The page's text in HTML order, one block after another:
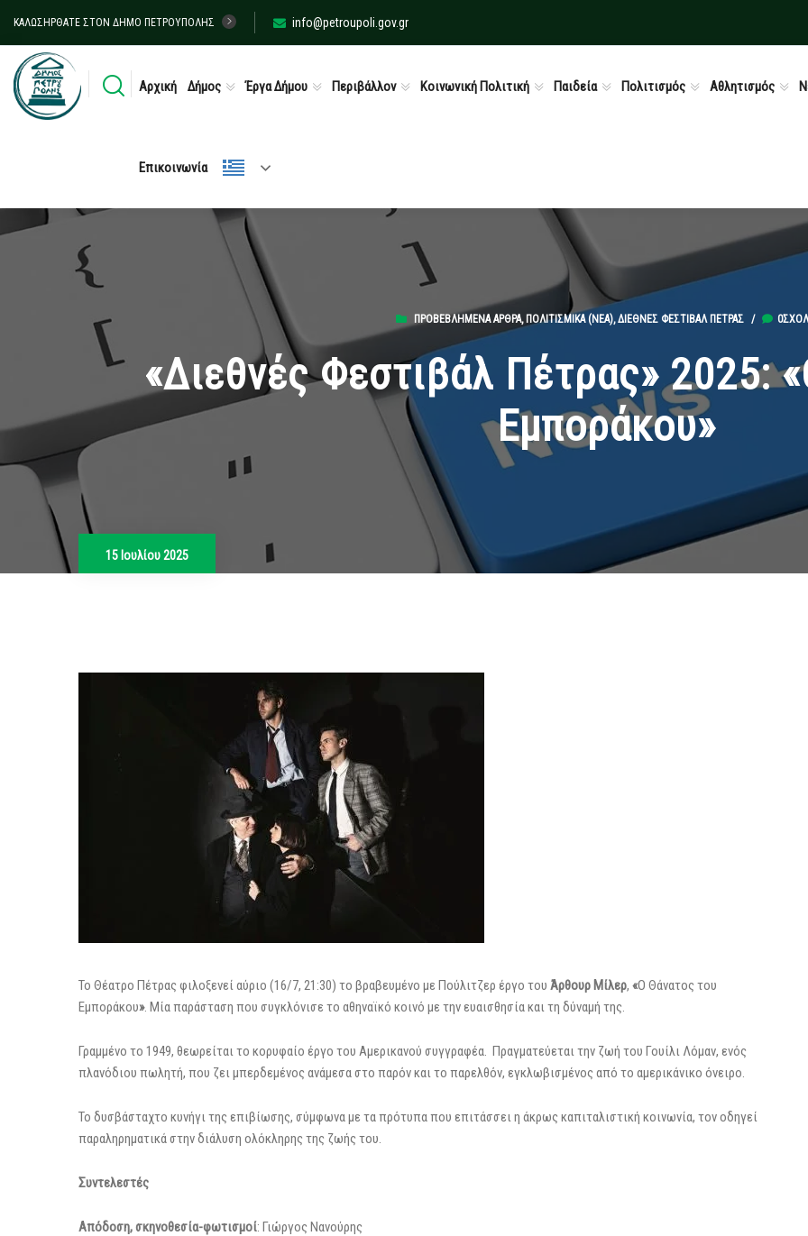
ΚΑΛΩΣΉΡΘΑΤΕ ΣΤΟΝ ΔΉΜΟ ΠΕΤΡΟΎΠΟΛΗΣ info@petroupoli.gov.gr
Αρχική Δήμος Έργα Δήμου Περιβάλλον Κοινωνική Πολιτική Παιδεία Πολιτισμός Αθλητισμός
Επικοινωνία
ΠΡΟΒΕΒΛΗΜΈΝΑ ΆΡΘΡΑ, ΠΟΛΙΤΙΣΜΙΚΆ (ΝΕΑ),ΔΙΕΘΝΈΣ ΦΕΣΤΙΒΆΛ ΠΈΤΡΑΣ/
«Διεθνές Φεστιβάλ Πέτρας» 2025:
Εμποράκου»
15 Ιουλίου 2025
Το Θέατρο Πέτρας φιλοξενεί αύριο (16/7, 21:30) το βραβευμένο με Πούλιτζερ έργο του Άρθουρ Μίλερ, «Ο Θάνατος του
Εμποράκου». Μία παράσταση που συγκλόνισε το αθηναϊκό κοινό με την ευαισθησία και τη δύναμή της.
Γραμμένο το 1949, θεωρείται το κορυφαίο έργο του Αμερικανού συγγραφέα. Πραγματεύεται την ζωή του Γουίλι Λόμαν, ενός
πλανόδιου πωλητή, που ζει μπερδεμένος ανάμεσα στο παρόν και το παρελθόν, εγκλωβισμένος από το αμερικάνικο όνειρο.
Το δυσβάσταχτο κυνήγι της επιβίωσης, σύμφωνα με τα πρότυπα που επιτάσσει η άκρως καπιταλιστική κοινωνία, τον οδηγεί
παραληρηματικά στην διάλυση ολόκληρης της ζωής του.
Συντελεστές
Απόδοση, σκηνοθεσία-φωτισμοί: Γιώργος Νανούρης